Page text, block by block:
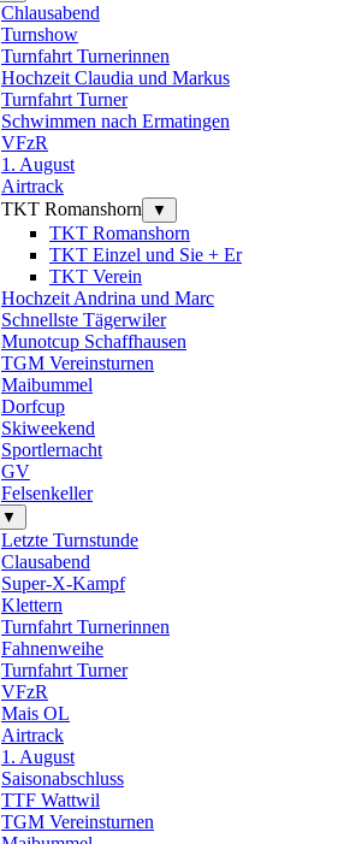
Chlausabend
Turnshow
Turnfahrt Turnerinnen
Hochzeit Claudia und Markus
Turnfahrt Turner
Schwimmen nach Ermatingen
VFzR
1. August
Airtrack
TKT Romanshorn
▼
TKT Romanshorn
TKT Einzel und Sie + Er
TKT Verein
Hochzeit Andrina und Marc
Schnellste Tägerwiler
Munotcup Schaffhausen
TGM Vereinsturnen
Maibummel
Dorfcup
Skiweekend
Sportlernacht
GV
Felsenkeller
▼
Letzte Turnstunde
Clausabend
Super-X-Kampf
Klettern
Turnfahrt Turnerinnen
Fahnenweihe
Turnfahrt Turner
VFzR
Mais OL
Airtrack
1. August
Saisonabschluss
TTF Wattwil
TGM Vereinsturnen